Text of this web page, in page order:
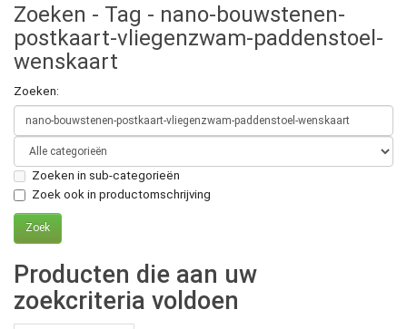
Zoeken - Tag - nano-bouwstenen-
postkaart-vliegenzwam-paddenstoel-
wenskaart
Zoeken:
Zoeken in sub-categorieën
Zoek ook in productomschrijving
Producten die aan uw
zoekcriteria voldoen